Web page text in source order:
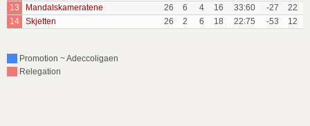
13
Mandalskameratene 26 6 4 16 33:60 -27
22
14
Skjetten 26 2 6 18 22:75 -53 12
Promotion ~ Adeccoligaen
Relegation